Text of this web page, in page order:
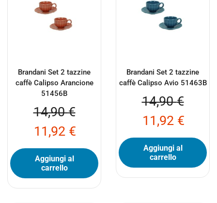
Brandani Set 2 tazzine
caffè Calipso Arancione
51456B
14,90€
11,92 €
Aggiungi al
carrello
Brandani Set 2 tazzine
caffè Calipso Avio 51463B
14,90€
11,92 €
Aggiungi al
carrello